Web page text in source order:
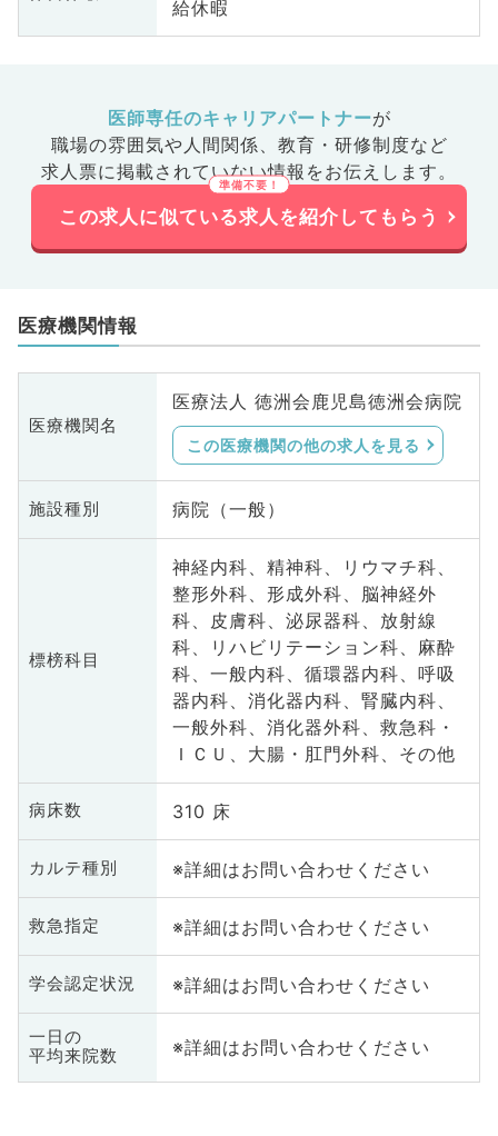
給休暇
医師専任のキャリアパートナーが
職場の雰囲気や人間関係、 教育・研修制度など
求人票に掲載されていない情報をお伝えします。
この求人に似ている求人を紹介してもらう
医療機関情報
医療機関名
医療法人 徳洲会鹿児島徳洲会病院
この医療機関の他の求人を見る
施設種別 病院（一般）
標榜科目
神経内科、精神科、リウマチ科、
整形外科、形成外科、脳神経外
科、皮膚科、泌尿器科、放射線
科、リハビリテーション科、麻酔
科、一般内科、循環器内科、呼吸
器内科、消化器内科、腎臓内科、
一般外科、消化器外科、救急科・
ＩＣＵ、大腸・肛門外科、その他
病床数 310 床
カルテ種別 ※詳細はお問い合わせください
救急指定 ※詳細はお問い合わせください
学会認定状況 ※詳細はお問い合わせください
一日の
平均来院数
※詳細はお問い合わせください